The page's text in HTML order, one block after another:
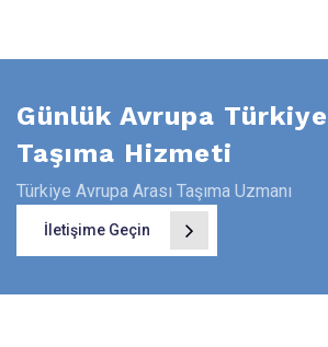
Günlük Avrupa Türkiye
Taşıma Hizmeti
Türkiye Avrupa Arası Taşıma Uzmanı
İletişime Geçin